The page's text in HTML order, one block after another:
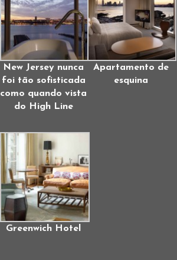
New Jersey nunca
foi tão sofisticada
como quando vista
do High Line
Apartamento de
esquina
Greenwich Hotel